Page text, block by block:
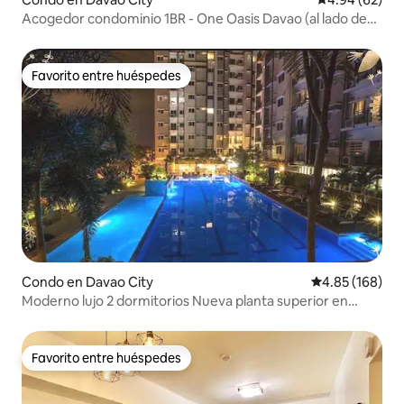
Acogedor condominio 1BR - One Oasis Davao (al lado de
Favorito entre huéspedes
Favorito entre huéspedes
Condo en Davao City Calificación
4.85 (168)
Moderno lujo 2 dormitorios Nueva planta superior en
Favorito entre huéspedes
Favorito entre huéspedes